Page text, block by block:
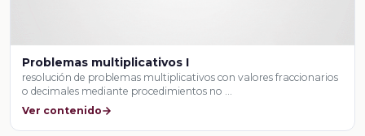
Problemas multiplicativos I
resolución de problemas multiplicativos con valores fraccionarios
o decimales mediante procedimientos no …
Ver contenido